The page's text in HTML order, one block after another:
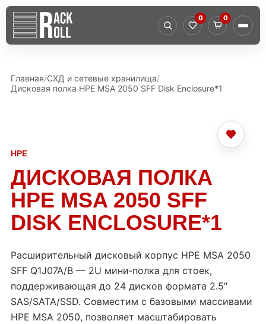
0 0
Главная СХД и сетевые хранилища
Дисковая полка HPE MSA 2050 SFF Disk Enclosure*1
HPE
ДИСКОВАЯ ПОЛКА
HPE MSA 2050 SFF
DISK ENCLOSURE*1
Расширительный дисковый корпус HPE MSA 2050
SFF Q1J07A/B — 2U мини‑полка для стоек,
поддерживающая до 24 дисков формата 2.5″
SAS/SATA/SSD. Совместим с базовыми массивами
HPE MSA 2050, позволяет масштабировать